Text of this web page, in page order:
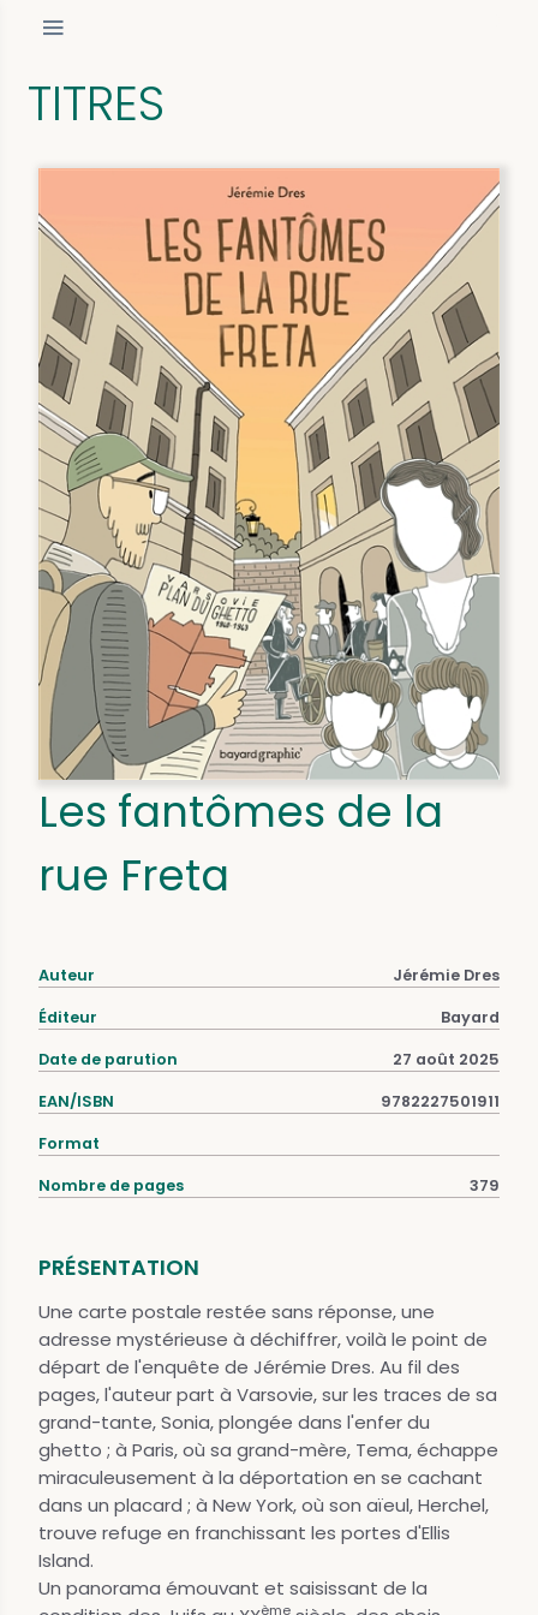
TITRES
Les fantômes de la
rue Freta
Auteur Jérémie Dres
Éditeur Bayard
Date de parution 27 août 2025
EAN/ISBN 9782227501911
Format
Nombre de pages 379
PRÉSENTATION
Une carte postale restée sans réponse, une
adresse mystérieuse à déchiffrer, voilà le point de
départ de l'enquête de Jérémie Dres. Au fil des
pages, l'auteur part à Varsovie, sur les traces de sa
grand-tante, Sonia, plongée dans l'enfer du
ghetto ; à Paris, où sa grand-mère, Tema, échappe
miraculeusement à la déportation en se cachant
dans un placard ; à New York, où son aïeul, Herchel,
trouve refuge en franchissant les portes d'Ellis
Island.
Un panorama émouvant et saisissant de la
ème